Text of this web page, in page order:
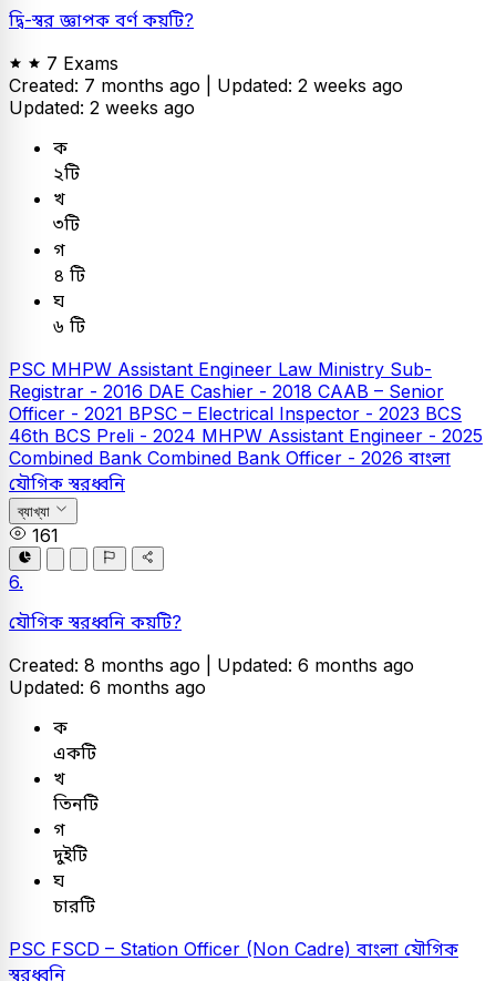
দ্বি-স্বর জ্ঞাপক বর্ণ কয়টি?
7 Exams
Created: 7 months ago | Updated: 2 weeks ago
Updated: 2 weeks ago
ক
২টি
খ
৩টি
গ
৪ টি
ঘ
৬ টি
PSC MHPW Assistant Engineer Law Ministry Sub-
Registrar - 2016 DAE Cashier - 2018 CAAB – Senior
Officer - 2021 BPSC – Electrical Inspector - 2023 BCS
46th BCS Preli - 2024 MHPW Assistant Engineer - 2025
Combined Bank Combined Bank Officer - 2026 বাংলা
যৌগিক স্বরধ্বনি
ব্যাখ্যা
161
6.
যৌগিক স্বরধ্বনি কয়টি?
Created: 8 months ago | Updated: 6 months ago
Updated: 6 months ago
ক
একটি
খ
তিনটি
গ
দুইটি
ঘ
চারটি
PSC FSCD – Station Officer (Non Cadre) বাংলা যৌগিক
স্বরধ্বনি